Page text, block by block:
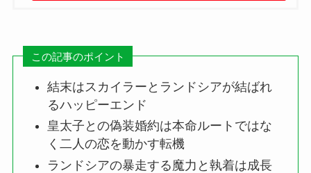
この記事のポイント
結末はスカイラーとランドシアが結ばれ
るハッピーエンド
皇太子との偽装婚約は本命ルートではな
く二人の恋を動かす転機
ランドシアの暴走する魔力と執着は成長